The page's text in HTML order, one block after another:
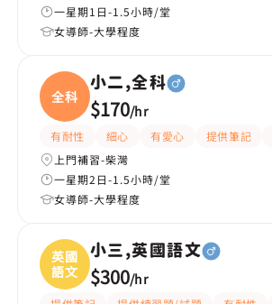
一星期1日-1.5小時/堂
女導師-大學程度
全科
小二,全科
$170/hr
有耐性 細心 有愛心 提供筆記
上門補習-柴灣
一星期2日-1.5小時/堂
女導師-大學程度
英國
語文
小三,英國語文
$300/hr